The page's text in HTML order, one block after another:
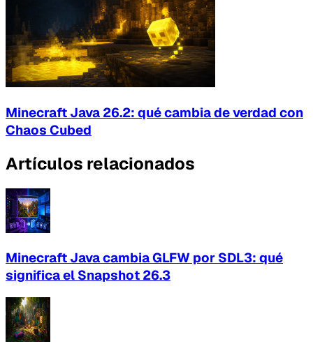
Minecraft Java 26.2: qué cambia de verdad con
Chaos Cubed
Artículos relacionados
Minecraft Java cambia GLFW por SDL3: qué
significa el Snapshot 26.3